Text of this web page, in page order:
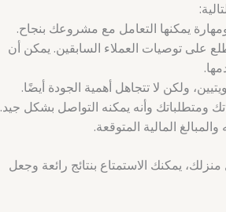
يمكنها التعامل مع مشروعك بنجاح.
على توصيات العملاء السابقين. يمكن أن
ولكن لا تتجاهل أهمية الجودة أيضًا.
ومتطلباتك وأنه يمكنه التواصل بشكل جيد.
المالية المتوقعة.
يمكنك الاستمتاع بنتائج رائعة وجعل